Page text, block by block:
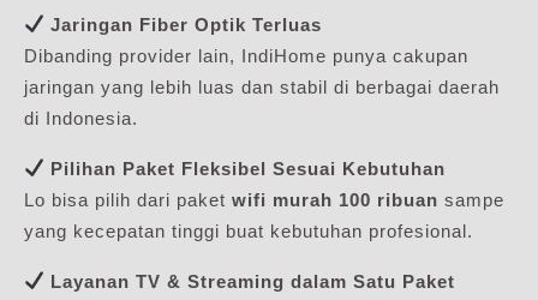
Jaringan Fiber Optik Terluas
Dibanding provider lain, IndiHome punya cakupan
jaringan yang lebih luas dan stabil di berbagai daerah
di Indonesia.
Pilihan Paket Fleksibel Sesuai Kebutuhan
Lo bisa pilih dari paket wifi murah 100 ribuan sampe
yang kecepatan tinggi buat kebutuhan profesional.
Layanan TV & Streaming dalam Satu Paket